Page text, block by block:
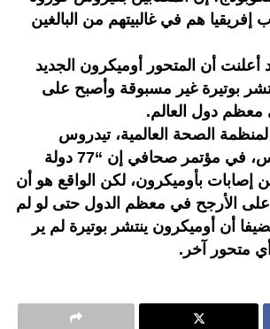
إفريقيا هم في غالبيتهم من البالغين
أن المتحور أوميكرون الجديد
بوتيرة غير مسبوقة وأصبح على
معظم دول العالم.
لمنظمة الصحة العالمية، تيدروس
أدهانوم غيبرييسوس، في مؤتمر صحافي إن “77 دولة
إصابات بأوميكرون، لكن الواقع هو أن
على الأرجح في معظم الدول حتى لو لم
أن أوميكرون ينتشر بوتيرة لم ير
متحور آخر.